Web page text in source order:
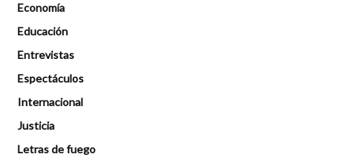
Economía
Educación
Entrevistas
Espectáculos
Internacional
Justicia
Letras de fuego